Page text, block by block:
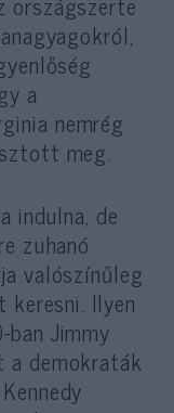
a
nemrég
meg.
indulna, de
zuhanó
valószínűleg
Ilyen
Jimmy
demokraták